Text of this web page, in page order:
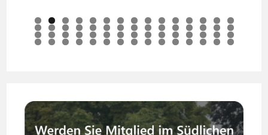
0 1 2 3 4 5
6 7 8 9 0 1 2 3 4 5 6 7 8 9 0
1 2 3 4 5 6 7 8 9 0 1 2 3 4 5
6 7 8 9 0 1 2 3 4 5 6 7 8 9 0